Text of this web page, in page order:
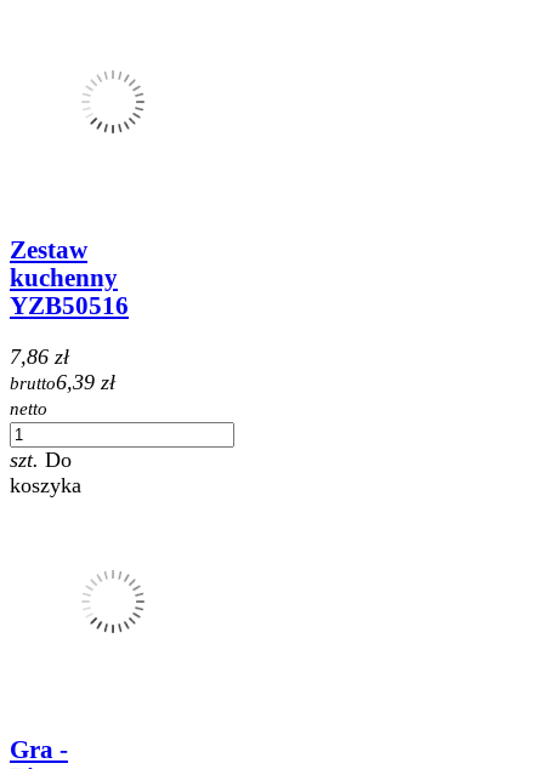
Zestaw
kuchenny
YZB50516
7,86 zł
brutto6,39 zł
netto
szt. Do
koszyka
Gra -